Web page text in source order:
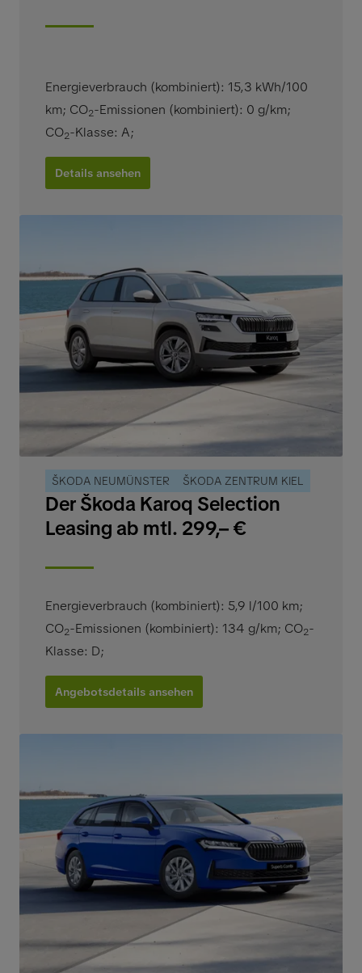
Energieverbrauch (kombiniert): 15,3 kWh/100
km; CO2-Emissionen (kombiniert): 0 g/km;
CO2-Klasse: A;
Details ansehen
ŠKODA NEUMÜNSTER ŠKODA ZENTRUM KIEL
Der Škoda Karoq Selection
Leasing ab mtl. 299,– €
Energieverbrauch (kombiniert): 5,9 l/100 km;
CO2-Emissionen (kombiniert): 134 g/km; CO2-
Klasse: D;
Angebotsdetails ansehen